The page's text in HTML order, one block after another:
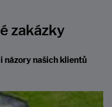
zakázky
názory našich klientů